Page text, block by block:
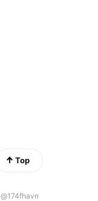
Top
@174fhavn